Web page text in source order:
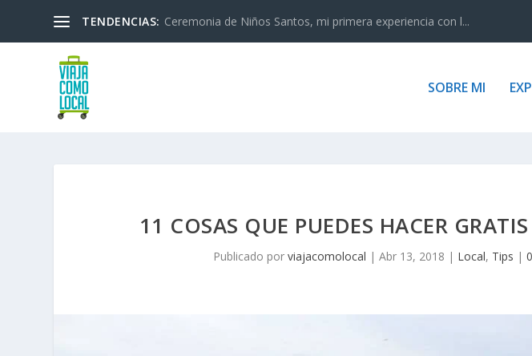
TENDENCIAS: Ceremonia de Niños Santos, mi primera experiencia con l...
SOBRE MI
11 COSAS QUE PUEDES HACER
Publicado porviajacomolocal |Abr 13, 2018 | Local, Tips |